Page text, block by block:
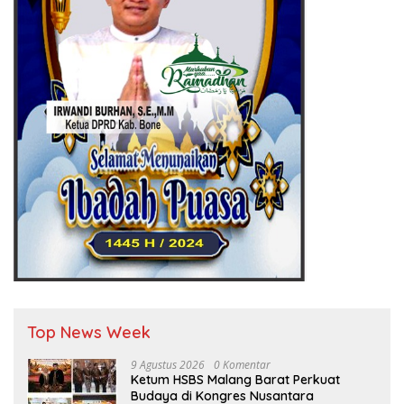
Top News Week
9 Agustus 2026 0 Komentar
Ketum HSBS Malang Barat Perkuat
Budaya di Kongres Nusantara